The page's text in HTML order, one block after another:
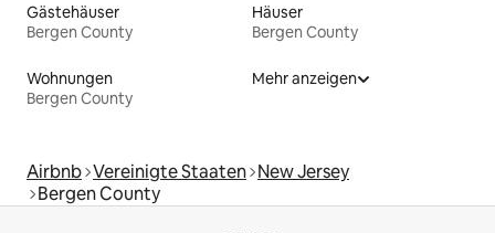
Gästehäuser
Bergen County
Häuser
Bergen County
Wohnungen
Bergen County
Mehr anzeigen
Airbnb Vereinigte Staaten New Jersey
Bergen County